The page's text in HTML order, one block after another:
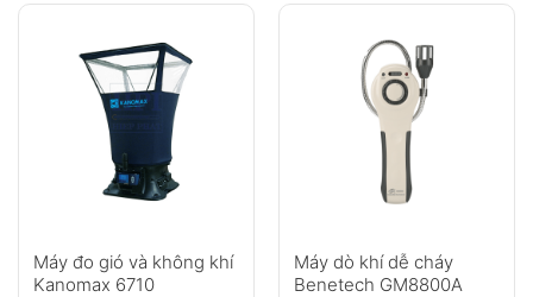
Máy đo gió và không khí
Kanomax 6710
Máy dò khí dễ cháy
Benetech GM8800A